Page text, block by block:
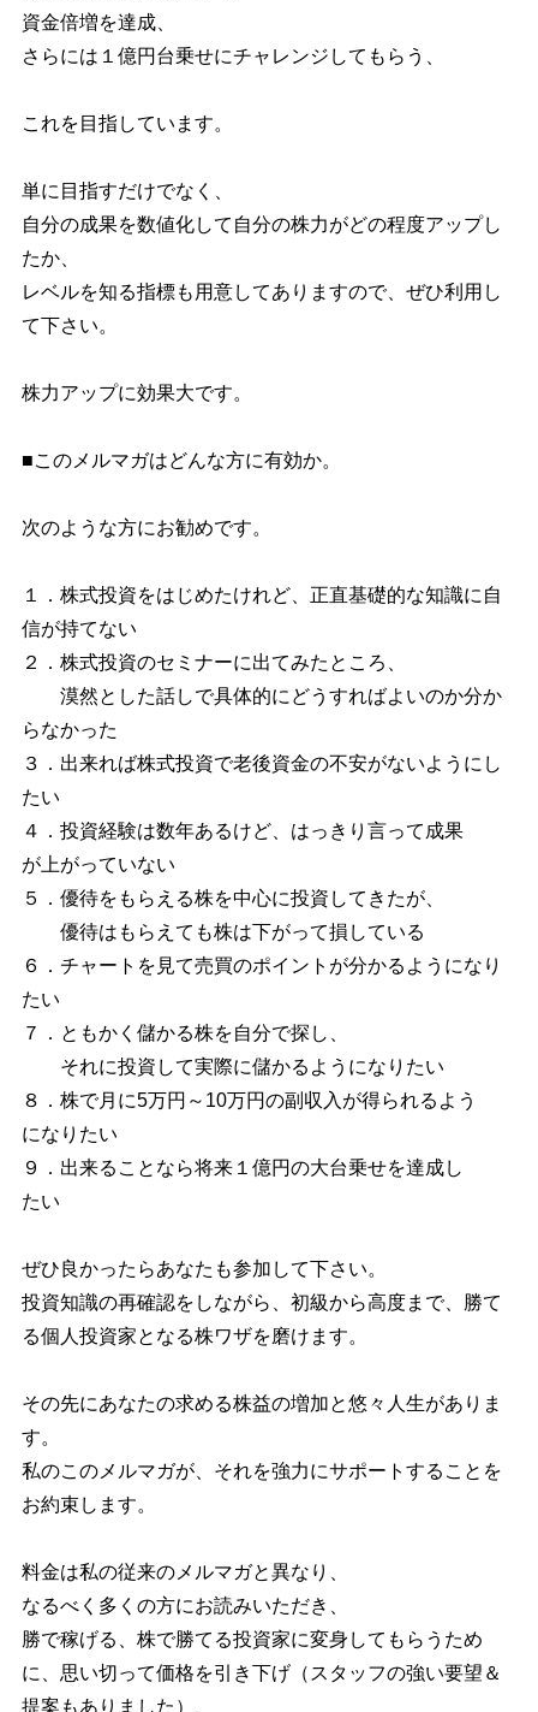
資金倍増を達成、
さらには１億円台乗せにチャレンジしてもらう、
これを目指しています。
単に目指すだけでなく、
自分の成果を数値化して自分の株力がどの程度アップし
たか、
レベルを知る指標も用意してありますので、ぜひ利用し
て下さい。
株力アップに効果大です。
■このメルマガはどんな方に有効か。
次のような方にお勧めです。
１．株式投資をはじめたけれど、正直基礎的な知識に自
信が持てない
２．株式投資のセミナーに出てみたところ、
漠然とした話しで具体的にどうすればよいのか分か
らなかった
３．出来れば株式投資で老後資金の不安がないようにし
たい
４．投資経験は数年あるけど、はっきり言って成果
が上がっていない
５．優待をもらえる株を中心に投資してきたが、
優待はもらえても株は下がって損している
６．チャートを見て売買のポイントが分かるようになり
たい
７．ともかく儲かる株を自分で探し、
それに投資して実際に儲かるようになりたい
８．株で月に5万円～10万円の副収入が得られるよう
になりたい
９．出来ることなら将来１億円の大台乗せを達成し
たい
ぜひ良かったらあなたも参加して下さい。
投資知識の再確認をしながら、初級から高度まで、勝て
る個人投資家となる株ワザを磨けます。
その先にあなたの求める株益の増加と悠々人生がありま
す。
私のこのメルマガが、それを強力にサポートすることを
お約束します。
料金は私の従来のメルマガと異なり、
なるべく多くの方にお読みいただき、
勝で稼げる、株で勝てる投資家に変身してもらうため
に、思い切って価格を引き下げ（スタッフの強い要望＆
提案もありました）、